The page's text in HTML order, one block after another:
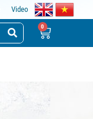
Video